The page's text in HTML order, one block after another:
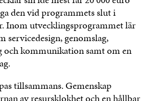
den vid programmets slut i
Inom utvecklingsprogrammet lär
servicedesign, genomslag,
och kommunikation samt om en
tillsammans. Gemenskap
av resursklokhet och en hållbar